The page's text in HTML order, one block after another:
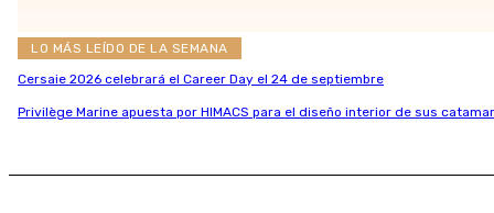
LO MÁS LEÍDO DE LA SEMANA
Cersaie 2026 celebrará el Career Day el 24 de septiembre
Privilège Marine apuesta por HIMACS para el diseño interior de sus